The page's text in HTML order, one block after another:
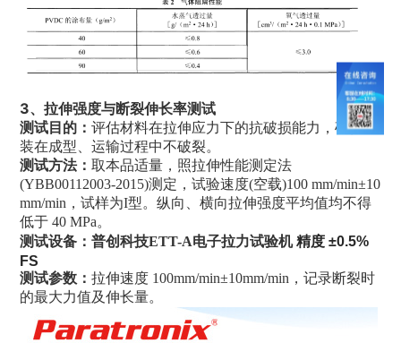
3、拉伸强度与断裂伸长率测试
测试目的 ：评估材料在拉伸应力下的抗破损能力，确保包
装在成型、运输过程中不破裂。
测试方法：取本品适量，照拉伸性能测定法
(YBB00112003-2015)测定，试验速度(空载)100 mm/min±10
mm/min，试样为I型。纵向、横向拉伸强度平均值均不得
低于 40 MPa。
测试设备：普创科技ETT-A电子拉力试验机 精度±0.5%
FS
测试参数 ：拉伸速度 100mm/min±10mm/min，记录断裂时
的最大力值及伸长量。